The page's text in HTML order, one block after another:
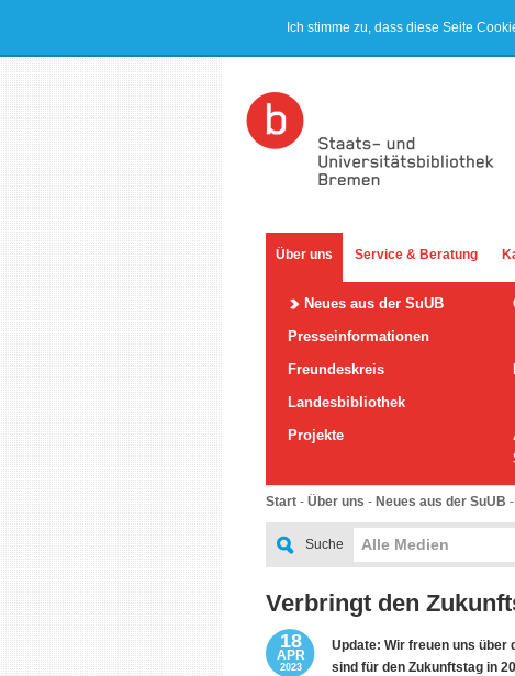
Ich stimme zu, dass diese Seite
Über uns Service & Beratung
Neues aus der SuUB
Presseinformationen
Freundeskreis
Landesbibliothek
Projekte
Start - Über uns - Neues aus der SuUB -
Suche Alle Medien
Verbringt den
18
APR
2023
Update: Wir freuen uns über
sind für den Zukunftstag in